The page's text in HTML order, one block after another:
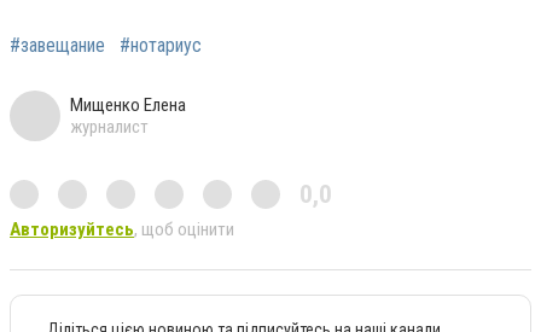
#завещание #нотариус
Мищенко Елена
журналист
0,0
Авторизуйтесь, щоб оцінити